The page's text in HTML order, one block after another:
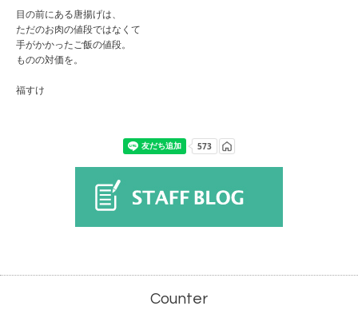
目の前にある唐揚げは、
ただのお肉の値段ではなくて
手がかかったご飯の値段。
ものの対価を。
福すけ
Counter